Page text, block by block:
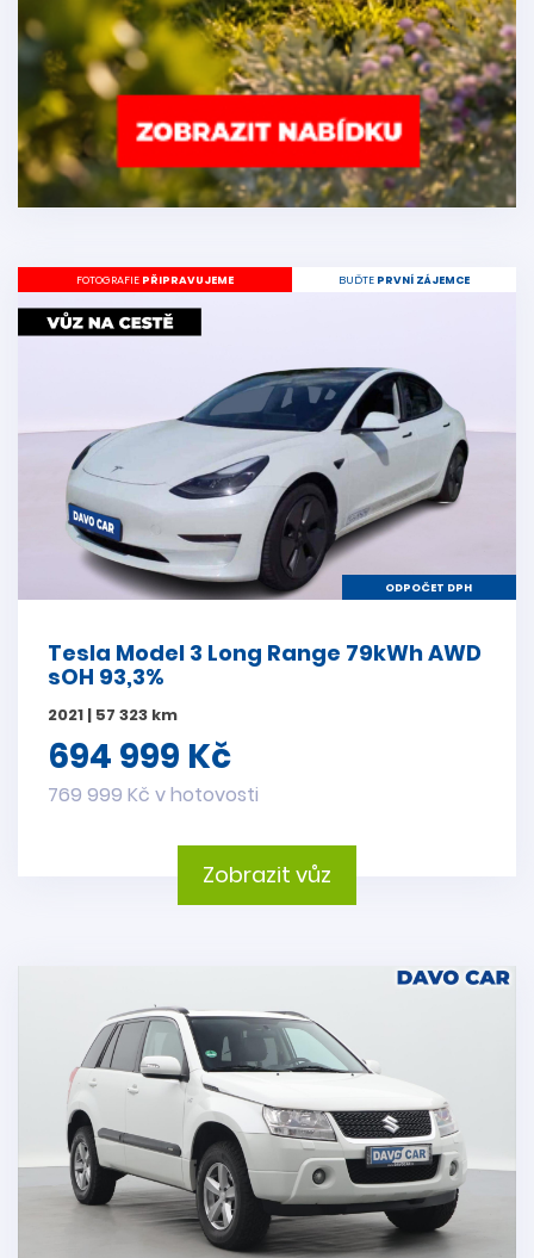
FOTOGRAFIE PŘIPRAVUJEME BUĎTE PRVNÍ ZÁJEMCE
ODPOČET DPH
Tesla Model 3 Long Range 79kWh AWD
sOH 93,3%
2021 | 57 323 km
694 999 Kč
769 999 Kč v hotovosti
Zobrazit vůz